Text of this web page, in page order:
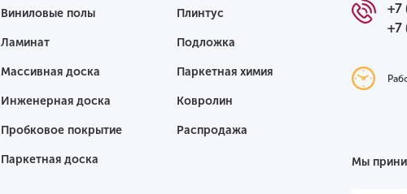
Виниловые полы
Ламинат
Массивная доска
Инженерная доска
Пробковое покрытие
Паркетная доска
Плинтус
Подложка
Паркетная химия
Ковролин
Распродажа
+7
+7
Мы